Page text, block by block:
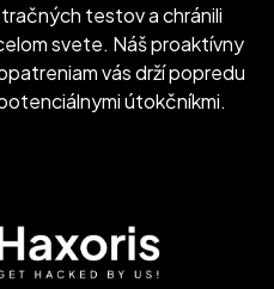
testov a chránili
svete. Náš proaktívny
vás drží popredu
útokčníkmi.